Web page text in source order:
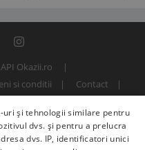
API Okazii.ro
si conditii
Contact
S.R.L.
și tehnologii similare pentru
dvs. și pentru a prelucra
dvs. IP, identificatori unici